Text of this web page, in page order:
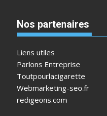
Nos partenaires
Liens utiles
Parlons Entreprise
Toutpourlacigarette
Webmarketing-seo.fr
redigeons.com